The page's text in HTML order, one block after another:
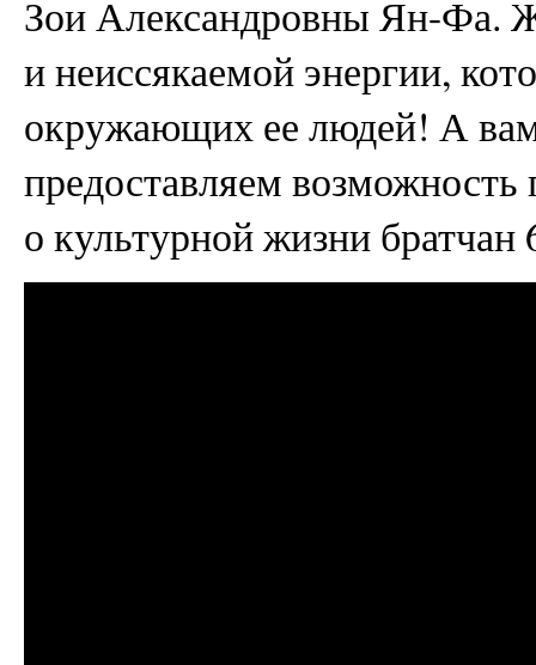
Зои Александровны Ян-Фа.
и неиссякаемой энергии,
окружающих ее людей! А
предоставляем
о культурной жизни братчан